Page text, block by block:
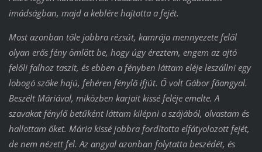
imádságban, majd a keblére hajtotta a fejét.
Most azonban tőle jobbra rézsút, kamrája mennyezete felől
olyan erős fény ömlött be, hogy úgy éreztem, engem az ajtó
felőli falhoz taszít, és ebben a fényben láttam eléje leszállni egy
lobogó szőke hajú, fehéren fénylő ifjút. Ő volt Gábor főangyal.
Beszélt Máriával, miközben karjait kissé feléje emelte. A
szavakat fénylő betűként láttam kilépni a szájából, olvastam és
hallottam őket. Mária kissé jobbra fordította elfátyolozott fejét,
de nem nézett fel. Az angyal azonban folytatta beszédét, és